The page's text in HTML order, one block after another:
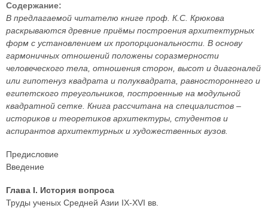
Содержание:
В предлагаемой читателю книге проф. К.С. Крюкова
раскрываются древние приёмы построения архитектурных
форм с установлением их пропорциональности. В основу
гармоничных отношений положены соразмерности
человеческого тела, отношения сторон, высот и диагоналей
или гипотенуз квадрата и полуквадрата, равностороннего и
египетского треугольников, построенные на модульной
квадратной сетке. Книга рассчитана на специалистов –
историков и теоретиков архитектуры, студентов и
аспирантов архитектурных и художественных вузов.
Предисловие
Введение
Глава I. История вопроса
Труды ученых Средней Азии IX-XVI вв.